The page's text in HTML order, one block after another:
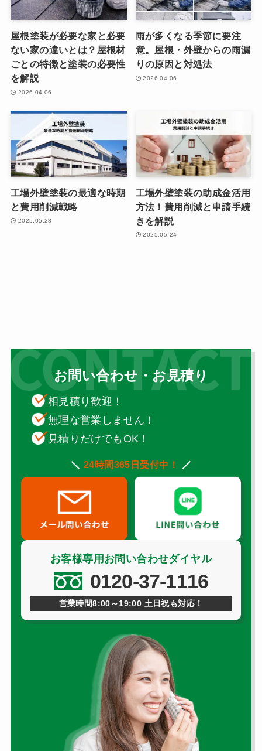
屋根塗装が必要な家と必要
ない家の違いとは？屋根材
ごとの特徴と塗装の必要性
を解説
2026.04.06
雨が多くなる季節に要注
意。屋根・外壁からの雨漏
りの原因と対処法
2026.04.06
工場外壁塗装の最適な時期
と費用削減戦略
2025.05.28
工場外壁塗装の助成金活用
方法！費用削減と申請手続
きを解説
2025.05.24
お問い合わせ・お見積り
相見積り歓迎！
無理な営業しません！
見積りだけでもOK！
24時間365日受付中！
お客様専用お問い合わせダイヤル
0120-37-1116
営業時間8:00～19:00 土日祝も対応！